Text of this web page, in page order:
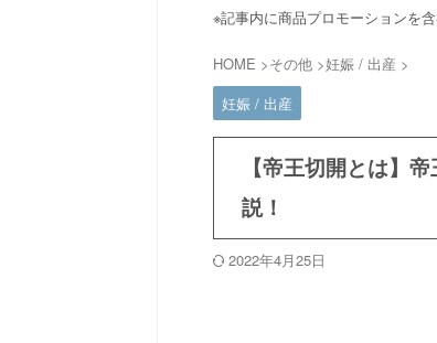
※記事内に商品プロモーションを含
HOME >その他 >妊娠 / 出産 >
妊娠 / 出産
【帝王切開とは】
説！
2022年4月25日